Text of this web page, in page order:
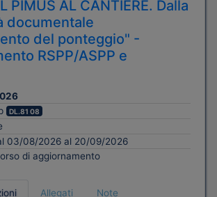
PIMUS AL CANTIERE. Dalla
documentale
del ponteggio" -
RSPP/ASPP e
DL.81 08
03/08/2026 al 20/09/2026
di aggiornamento
Allegati Note